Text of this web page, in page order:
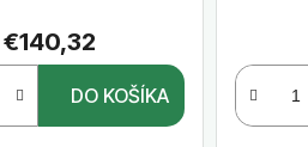
€140,32
DO KOŠÍKA